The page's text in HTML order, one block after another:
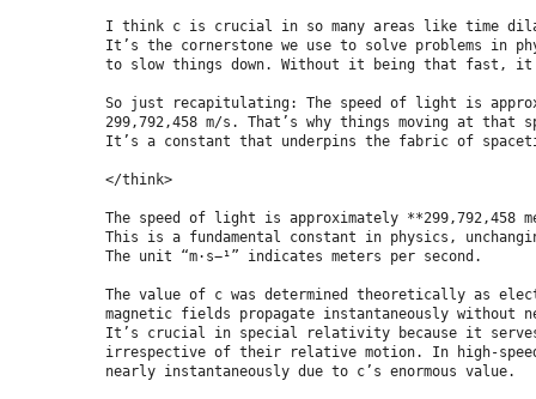
I think c is crucial in so many areas like time
It’s the cornerstone we use to solve problems in
to slow things down. Without it being that fast, it
So just recapitulating: The speed of light is
299,792,458 m/s. That’s why things moving at that
It’s a constant that underpins the fabric of
</think>
The speed of light is approximately
This is a fundamental constant in physics,
The unit “m·s−¹” indicates meters per second.
The value of c was determined theoretically as
magnetic fields propagate instantaneously without
It’s crucial in special relativity because it
irrespective of their relative motion. In high-
nearly instantaneously due to c’s enormous value.